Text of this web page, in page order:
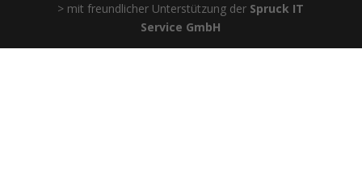
> mit freundlicher Unterstützung der Spruck IT
Service GmbH